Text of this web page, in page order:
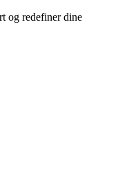
og redefiner dine